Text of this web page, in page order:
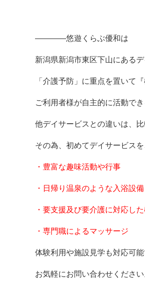
————悠遊くらぶ優和は
新潟県新潟市東区下山にあるデ
「介護予防」に重点を置いて
ご利用者様が自主的に活動で
他デイサービスとの違いは、
その為、初めてデイサービス
・豊富な趣味活動や行事
・日帰り温泉のような入浴設備
・要支援及び要介護に対応し
・専門職によるマッサージ
体験利用や施設見学も対応可能
お気軽にお問い合わせください